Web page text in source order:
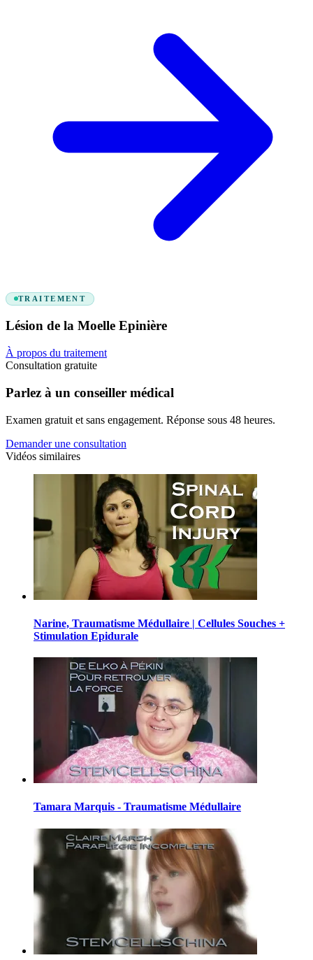
TRAITEMENT
Lésion de la Moelle Epinière
À propos du traitement
Consultation gratuite
Parlez à un conseiller médical
Examen gratuit et sans engagement. Réponse sous 48 heures.
Demander une consultation
Vidéos similaires
Narine, Traumatisme Médullaire | Cellules Souches +
Stimulation Epidurale
Tamara Marquis - Traumatisme Médullaire